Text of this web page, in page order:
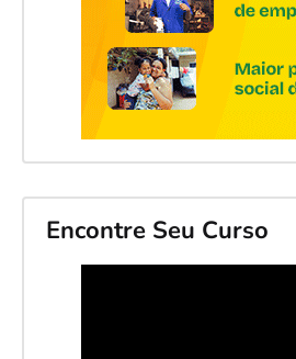
Encontre Seu Curso